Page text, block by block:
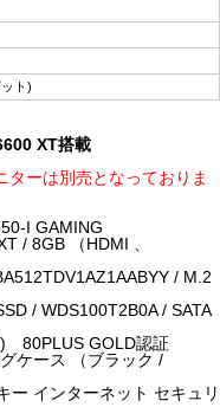
ト)
XT搭載
ーは別売となっておりま
I GAMING
/ 8GB （HDMI 、
/ M.2
/ WDS100T2B0A / SATA
80PLUS GOLD認証
ケース （ブラック /
ー インターネット セキュリ